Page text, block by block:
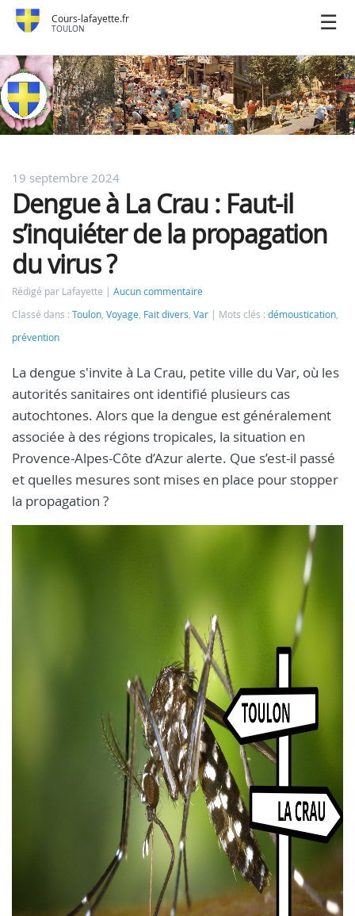
Cours-lafayette.fr
TOULON
19 septembre 2024
Dengue à La Crau : Faut-il
s’inquiéter de la propagation
du virus ?
Rédigé par Lafayette
Aucun commentaire
Classé dans : Toulon, Voyage, Fait divers, Var Mots clés : démoustication,
prévention
La dengue s'invite à La Crau, petite ville du Var, où les
autorités sanitaires ont identifié plusieurs cas
autochtones. Alors que la dengue est généralement
associée à des régions tropicales, la situation en
Provence-Alpes-Côte d’Azur alerte. Que s’est-il passé
et quelles mesures sont mises en place pour stopper
la propagation ?